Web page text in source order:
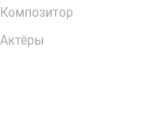
Композитор
Актёры